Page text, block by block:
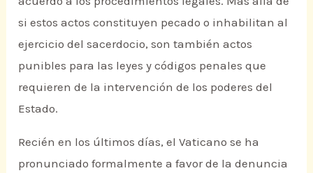
si estos actos constituyen pecado o inhabilitan al
ejercicio del sacerdocio, son también actos
punibles para las leyes y códigos penales que
requieren de la intervención de los poderes del
Estado.
Recién en los últimos días, el Vaticano se ha
pronunciado formalmente a favor de la denuncia